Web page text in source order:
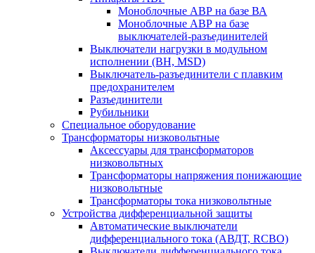
Моноблочные АВР на базе ВА
Моноблочные АВР на базе
выключателей-разъединителей
Выключатели нагрузки в модульном
исполнении (ВН, MSD)
Выключатель-разъединители с плавким
предохранителем
Разъединители
Рубильники
Специальное оборудование
Трансформаторы низковольтные
Аксессуары для трансформаторов
низковольтных
Трансформаторы напряжения понижающие
низковольтные
Трансформаторы тока низковольтные
Устройства дифференциальной защиты
Автоматические выключатели
дифференциального тока (АВДТ, RCBO)